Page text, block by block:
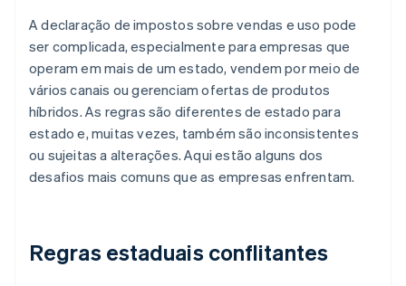
A declaração de impostos sobre vendas e uso pode
ser complicada, especialmente para empresas que
operam em mais de um estado, vendem por meio de
vários canais ou gerenciam ofertas de produtos
híbridos. As regras são diferentes de estado para
estado e, muitas vezes, também são inconsistentes
ou sujeitas a alterações. Aqui estão alguns dos
desafios mais comuns que as empresas enfrentam.
Regras estaduais conflitantes